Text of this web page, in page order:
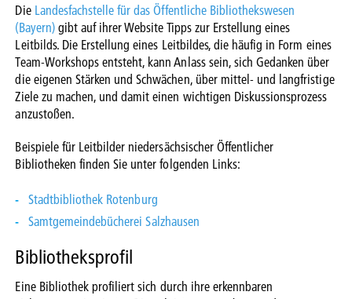
DieLandesfachstelle für das Öffentliche Bibliothekswesen
(Bayern)gibt auf ihrer Website Tipps zur Erstellung eines
Leitbilds. Die Erstellung eines Leitbildes, die häufig in Form eines
Team-Workshops entsteht, kann Anlass sein, sich Gedanken über
die eigenen Stärken und Schwächen, über mittel- und langfristige
Ziele zu machen, und damit einen wichtigen Diskussionsprozess
anzustoßen.
Beispiele für Leitbilder niedersächsischer Öffentlicher
Bibliotheken finden Sie unter folgenden Links:
Stadtbibliothek Rotenburg
Samtgemeindebücherei Salzhausen
Bibliotheksprofil
Eine Bibliothek profiliert sich durch ihre erkennbaren